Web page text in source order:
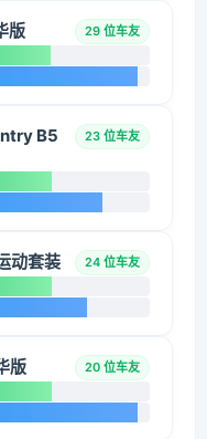
版 29 位车友
B5
23 位车友
动套装 24 位车友
版 20 位车友